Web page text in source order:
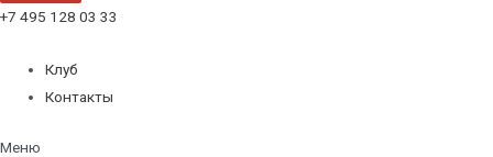
+7 495 128 03 33
Клуб
Контакты
Меню